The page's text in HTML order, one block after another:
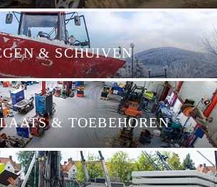
& SCHUIVEN
& TOEBEHOREN